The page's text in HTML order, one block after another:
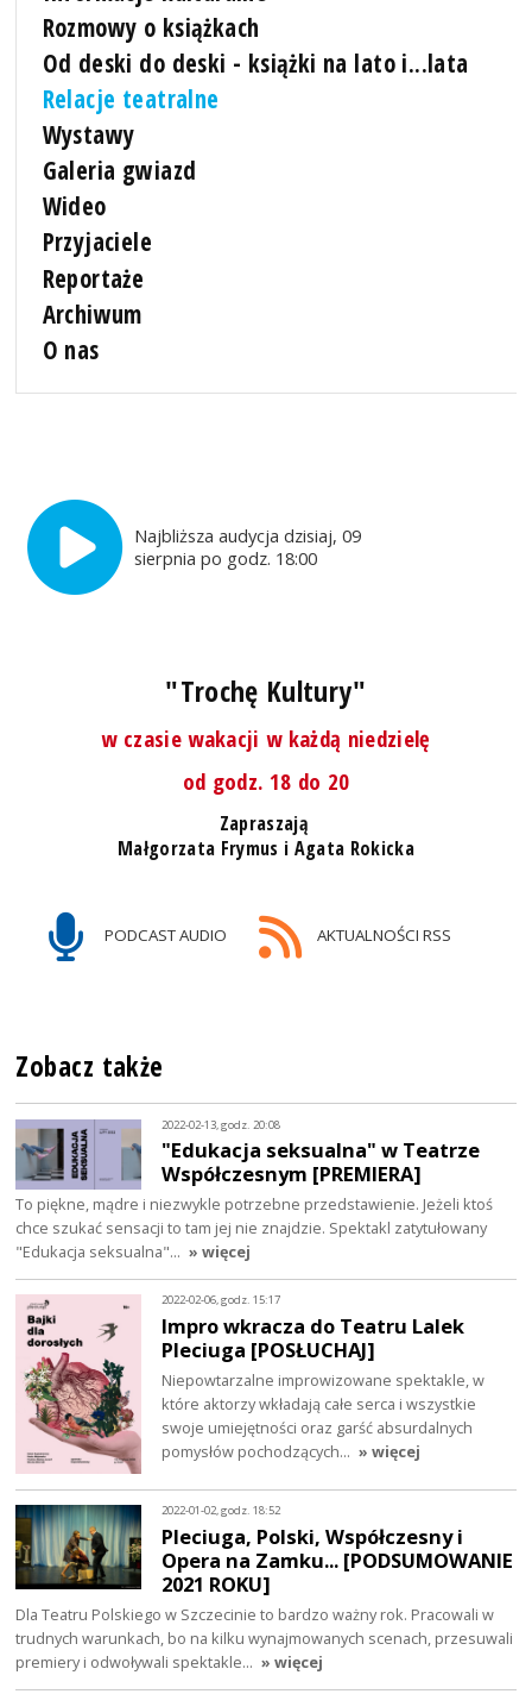
Rozmowy o książkach
Od deski do deski - książki na lato i...lata
Relacje teatralne
Wystawy
Galeria gwiazd
Wideo
Przyjaciele
Reportaże
Archiwum
O nas
Najbliższa audycja dzisiaj, 09
sierpnia po godz. 18:00
"Trochę Kultury"
w czasie wakacji w każdą niedzielę
od godz. 18 do 20
Zapraszają
Małgorzata Frymus i Agata Rokicka
PODCAST AUDIO AKTUALNOŚCI RSS
Zobacz także
2022-02-13, godz. 20:08
"Edukacja seksualna" w Teatrze
Współczesnym [PREMIERA]
To piękne, mądre i niezwykle potrzebne przedstawienie. Jeżeli ktoś
chce szukać sensacji to tam jej nie znajdzie. Spektakl zatytułowany
"Edukacja seksualna"… » więcej
2022-02-06, godz. 15:17
Impro wkracza do Teatru Lalek
Pleciuga [POSŁUCHAJ]
Niepowtarzalne improwizowane spektakle, w
które aktorzy wkładają całe serca i wszystkie
swoje umiejętności oraz garść absurdalnych
pomysłów pochodzących… » więcej
2022-01-02, godz. 18:52
Pleciuga, Polski, Współczesny i
Opera na Zamku... [PODSUMOWANIE
2021 ROKU]
Dla Teatru Polskiego w Szczecinie to bardzo ważny rok. Pracowali w
trudnych warunkach, bo na kilku wynajmowanych scenach, przesuwali
premiery i odwoływali spektakle… » więcej